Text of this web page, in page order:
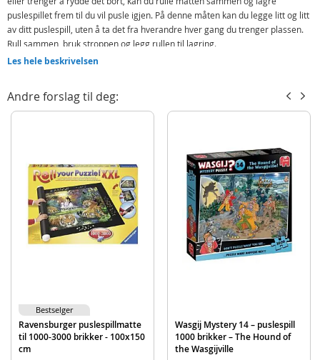
puslespillet frem til du vil pusle igjen. På denne måten kan du legge litt og litt
av ditt puslespill, uten å ta det fra hverandre hver gang du trenger plassen.
Rull sammen, bruk stroppen og legg rullen til lagring.
Inneholder:
Detaljer:
Produktdetaljer
Modell
8412668171947
Merke
Les hele beskrivelsen
Andre forslag til deg:
Ravensburger puslespillmatte
til 1000-3000 brikker - 100x150
cm
Bestselger
Wasgij Mystery 14 – puslespill
1000 brikker – The Hound of
the Wasgijville